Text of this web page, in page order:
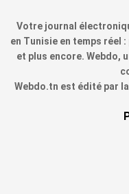
Votre journal
en Tunisie en temps réel
et plus encore. Webdo,
Webdo.tn est édité par la